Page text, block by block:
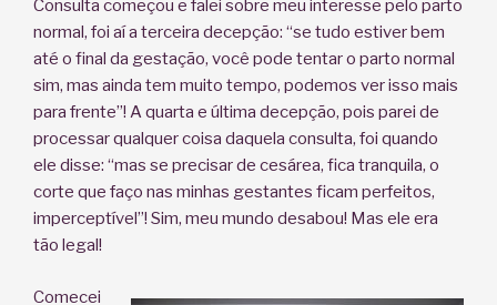
Consulta começou e falei sobre meu interesse pelo parto
normal, foi aí a terceira decepção: “se tudo estiver bem
até o final da gestação, você pode tentar o parto normal
sim, mas ainda tem muito tempo, podemos ver isso mais
para frente”! A quarta e última decepção, pois parei de
processar qualquer coisa daquela consulta, foi quando
ele disse: “mas se precisar de cesárea, fica tranquila, o
corte que faço nas minhas gestantes ficam perfeitos,
imperceptível”! Sim, meu mundo desabou! Mas ele era
tão legal!
Comecei